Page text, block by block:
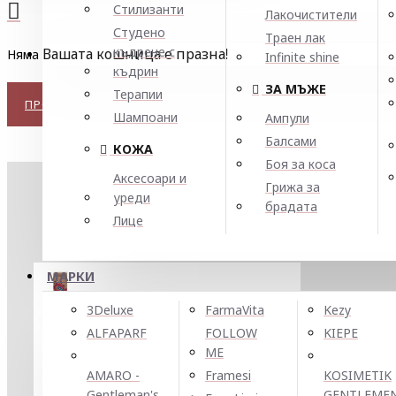
Стилизанти
Студено
къдрене с
къдрин
Терапии
Шампоани
КОЖА
Аксесоари и
уреди
Лице
Лакочистители
Траен лак
Infinite shine
ЗА МЪЖЕ
Ампули
Балсами
Боя за коса
Грижа за
брадата
МАРКИ
3Deluxe
ALFAPARF
AMARO -
FarmaVita
FOLLOW
ME
Framesi
Kezy
KIEPE
KOSIMETIK
Вашата кошница е празна!
Няма добавени продукти в тази категория.
ПРОДЪЛЖЕТЕ
НАЙ-ТЪРСЕНИ
Боя за коса Farmavita Life Color Plus 100ml
11.20 € / 21.91 лв.